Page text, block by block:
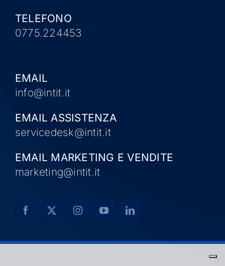
TELEFONO
0775.224453
EMAIL
info@intit.it
EMAIL ASSISTENZA
servicedesk@intit.it
EMAIL MARKETING E VENDITE
marketing@intit.it